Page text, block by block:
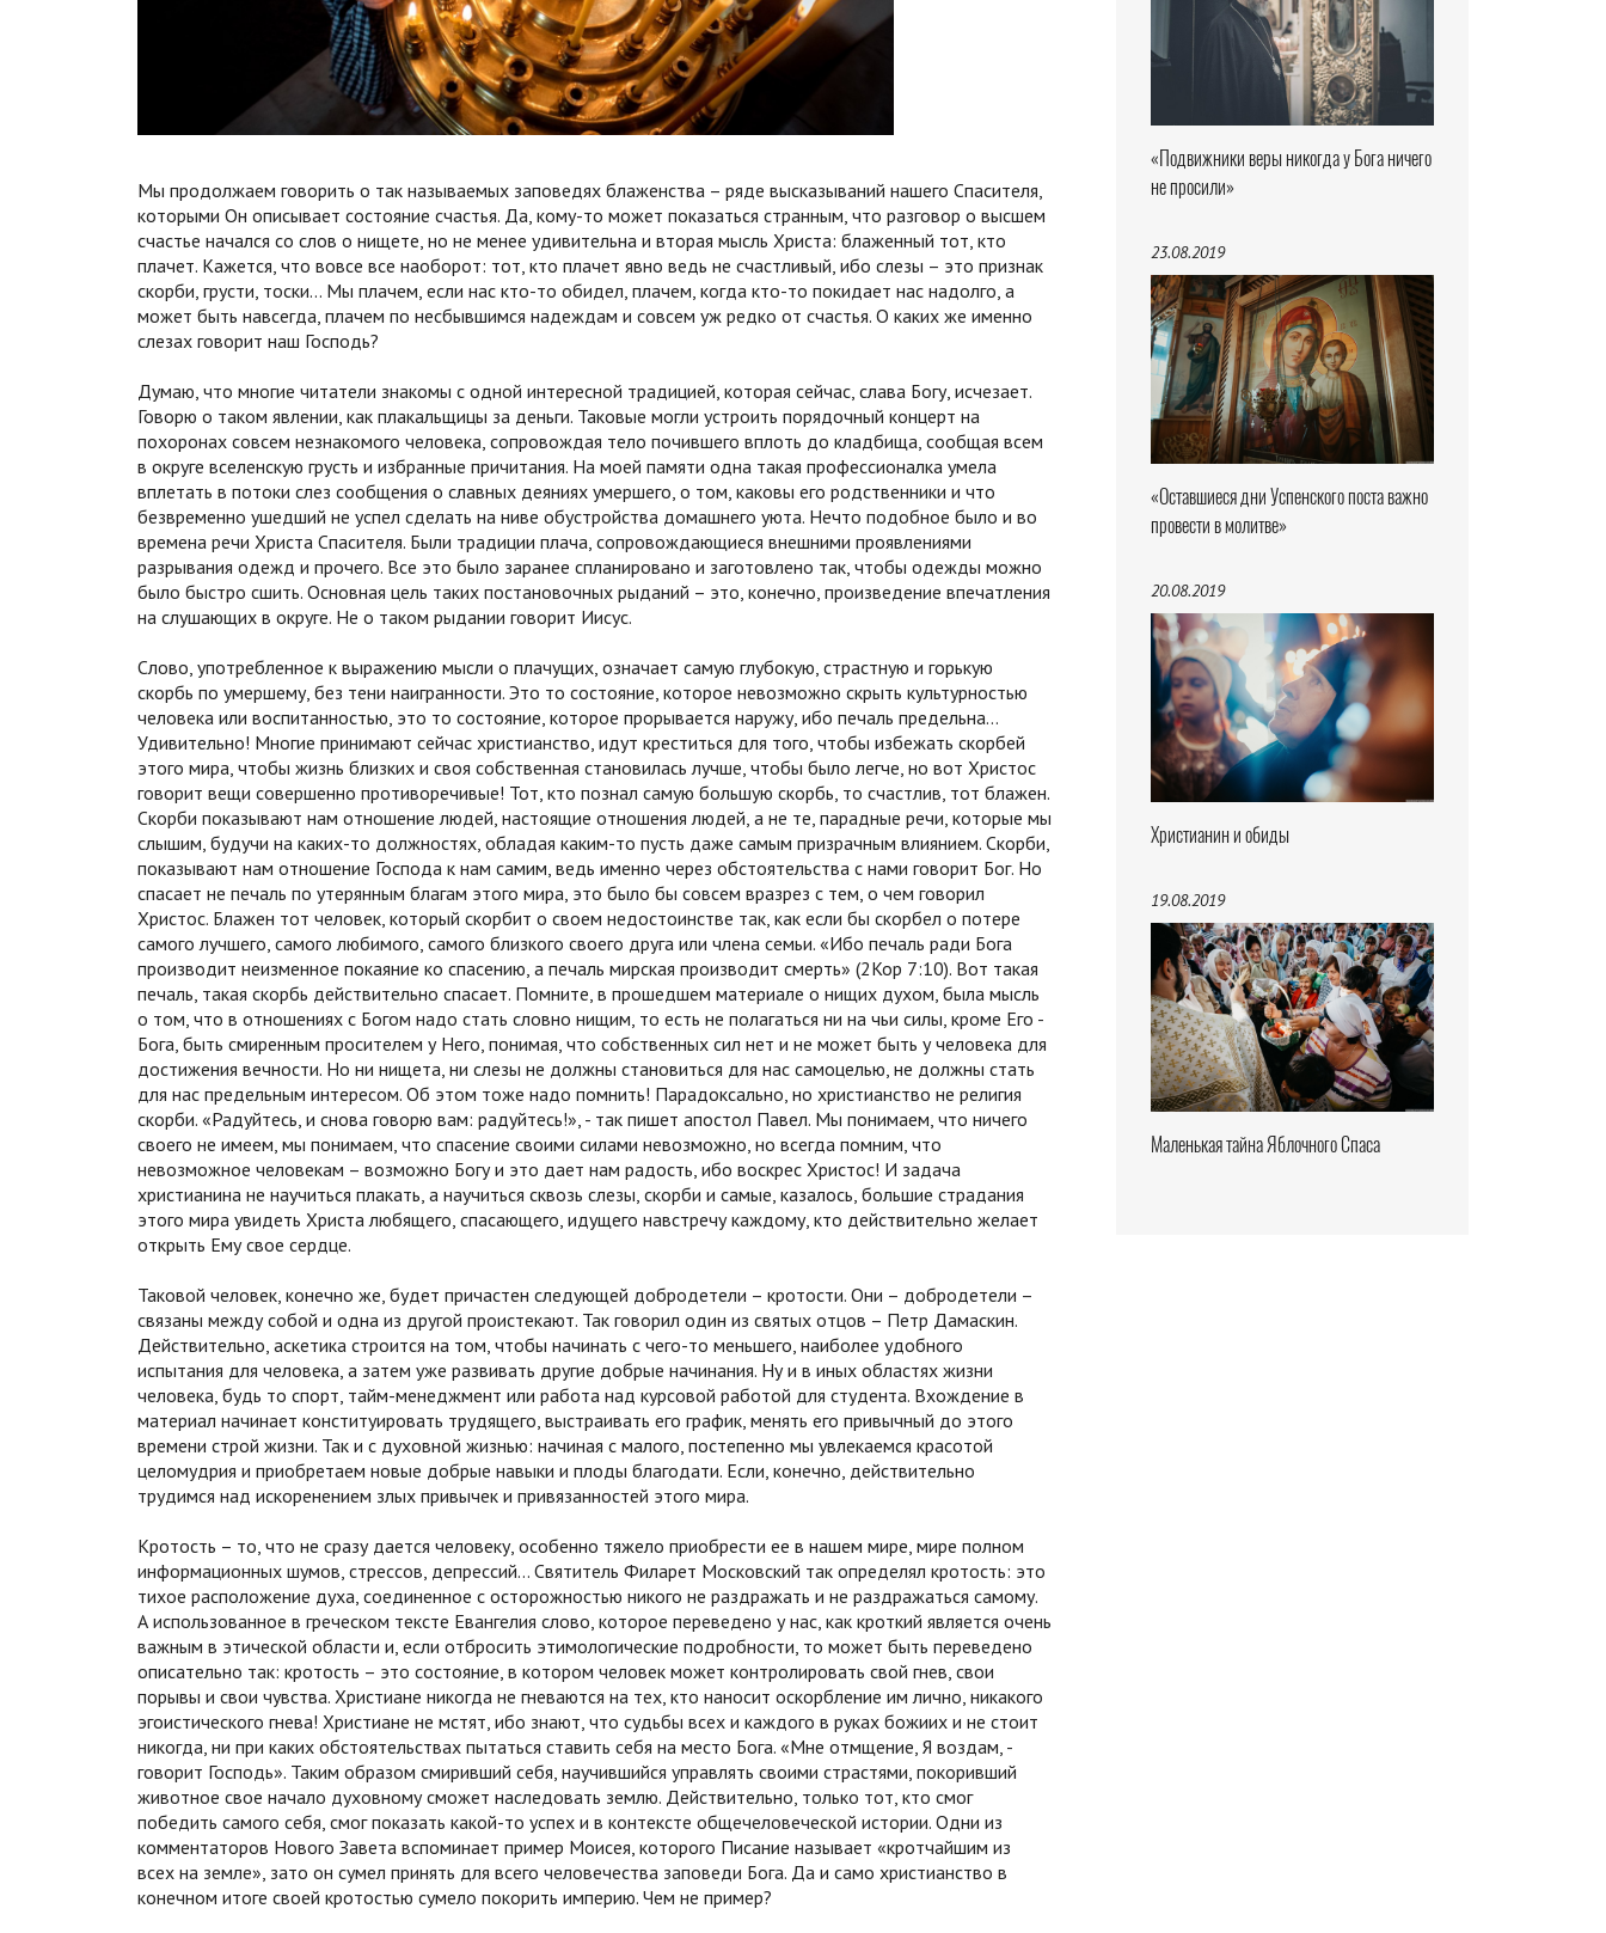
«Подвижники веры никогда у Бога ничего
не просили»
23.08.2019
«Оставшиеся дни Успенского поста важно
провести в молитве»
20.08.2019
Христианин и обиды
19.08.2019
Маленькая тайна Яблочного Спаса
Мы продолжаем говорить о так называемых заповедях блаженства – ряде высказываний нашего Спасителя,
которыми Он описывает состояние счастья. Да, кому-то может показаться странным, что разговор о высшем
счастье начался со слов о нищете, но не менее удивительна и вторая мысль Христа: блаженный тот, кто
плачет. Кажется, что вовсе все наоборот: тот, кто плачет явно ведь не счастливый, ибо слезы – это признак
скорби, грусти, тоски… Мы плачем, если нас кто-то обидел, плачем, когда кто-то покидает нас надолго, а
может быть навсегда, плачем по несбывшимся надеждам и совсем уж редко от счастья. О каких же именно
слезах говорит наш Господь?
Думаю, что многие читатели знакомы с одной интересной традицией, которая сейчас, слава Богу, исчезает.
Говорю о таком явлении, как плакальщицы за деньги. Таковые могли устроить порядочный концерт на
похоронах совсем незнакомого человека, сопровождая тело почившего вплоть до кладбища, сообщая всем
в округе вселенскую грусть и избранные причитания. На моей памяти одна такая профессионалка умела
вплетать в потоки слез сообщения о славных деяниях умершего, о том, каковы его родственники и что
безвременно ушедший не успел сделать на ниве обустройства домашнего уюта. Нечто подобное было и во
времена речи Христа Спасителя. Были традиции плача, сопровождающиеся внешними проявлениями
разрывания одежд и прочего. Все это было заранее спланировано и заготовлено так, чтобы одежды можно
было быстро сшить. Основная цель таких постановочных рыданий – это, конечно, произведение впечатления
на слушающих в округе. Не о таком рыдании говорит Иисус.
Слово, употребленное к выражению мысли о плачущих, означает самую глубокую, страстную и горькую
скорбь по умершему, без тени наигранности. Это то состояние, которое невозможно скрыть культурностью
человека или воспитанностью, это то состояние, которое прорывается наружу, ибо печаль предельна…
Удивительно! Многие принимают сейчас христианство, идут креститься для того, чтобы избежать скорбей
этого мира, чтобы жизнь близких и своя собственная становилась лучше, чтобы было легче, но вот Христос
говорит вещи совершенно противоречивые! Тот, кто познал самую большую скорбь, то счастлив, тот блажен.
Скорби показывают нам отношение людей, настоящие отношения людей, а не те, парадные речи, которые мы
слышим, будучи на каких-то должностях, обладая каким-то пусть даже самым призрачным влиянием. Скорби,
показывают нам отношение Господа к нам самим, ведь именно через обстоятельства с нами говорит Бог. Но
спасает не печаль по утерянным благам этого мира, это было бы совсем вразрез с тем, о чем говорил
Христос. Блажен тот человек, который скорбит о своем недостоинстве так, как если бы скорбел о потере
самого лучшего, самого любимого, самого близкого своего друга или члена семьи. «Ибо печаль ради Бога
производит неизменное покаяние ко спасению, а печаль мирская производит смерть» (2Кор 7:10). Вот такая
печаль, такая скорбь действительно спасает. Помните, в прошедшем материале о нищих духом, была мысль
о том, что в отношениях с Богом надо стать словно нищим, то есть не полагаться ни на чьи силы, кроме Его -
Бога, быть смиренным просителем у Него, понимая, что собственных сил нет и не может быть у человека для
достижения вечности. Но ни нищета, ни слезы не должны становиться для нас самоцелью, не должны стать
для нас предельным интересом. Об этом тоже надо помнить! Парадоксально, но христианство не религия
скорби. «Радуйтесь, и снова говорю вам: радуйтесь!», - так пишет апостол Павел. Мы понимаем, что ничего
своего не имеем, мы понимаем, что спасение своими силами невозможно, но всегда помним, что
невозможное человекам – возможно Богу и это дает нам радость, ибо воскрес Христос! И задача
христианина не научиться плакать, а научиться сквозь слезы, скорби и самые, казалось, большие страдания
этого мира увидеть Христа любящего, спасающего, идущего навстречу каждому, кто действительно желает
открыть Ему свое сердце.
Таковой человек, конечно же, будет причастен следующей добродетели – кротости. Они – добродетели –
связаны между собой и одна из другой проистекают. Так говорил один из святых отцов – Петр Дамаскин.
Действительно, аскетика строится на том, чтобы начинать с чего-то меньшего, наиболее удобного
испытания для человека, а затем уже развивать другие добрые начинания. Ну и в иных областях жизни
человека, будь то спорт, тайм-менеджмент или работа над курсовой работой для студента. Вхождение в
материал начинает конституировать трудящего, выстраивать его график, менять его привычный до этого
времени строй жизни. Так и с духовной жизнью: начиная с малого, постепенно мы увлекаемся красотой
целомудрия и приобретаем новые добрые навыки и плоды благодати. Если, конечно, действительно
трудимся над искоренением злых привычек и привязанностей этого мира.
Кротость – то, что не сразу дается человеку, особенно тяжело приобрести ее в нашем мире, мире полном
информационных шумов, стрессов, депрессий… Святитель Филарет Московский так определял кротость: это
тихое расположение духа, соединенное с осторожностью никого не раздражать и не раздражаться самому.
А использованное в греческом тексте Евангелия слово, которое переведено у нас, как кроткий является очень
важным в этической области и, если отбросить этимологические подробности, то может быть переведено
описательно так: кротость – это состояние, в котором человек может контролировать свой гнев, свои
порывы и свои чувства. Христиане никогда не гневаются на тех, кто наносит оскорбление им лично, никакого
эгоистического гнева! Христиане не мстят, ибо знают, что судьбы всех и каждого в руках божиих и не стоит
никогда, ни при каких обстоятельствах пытаться ставить себя на место Бога. «Мне отмщение, Я воздам, -
говорит Господь». Таким образом смиривший себя, научившийся управлять своими страстями, покоривший
животное свое начало духовному сможет наследовать землю. Действительно, только тот, кто смог
победить самого себя, смог показать какой-то успех и в контексте общечеловеческой истории. Одни из
комментаторов Нового Завета вспоминает пример Моисея, которого Писание называет «кротчайшим из
всех на земле», зато он сумел принять для всего человечества заповеди Бога. Да и само христианство в
конечном итоге своей кротостью сумело покорить империю. Чем не пример?